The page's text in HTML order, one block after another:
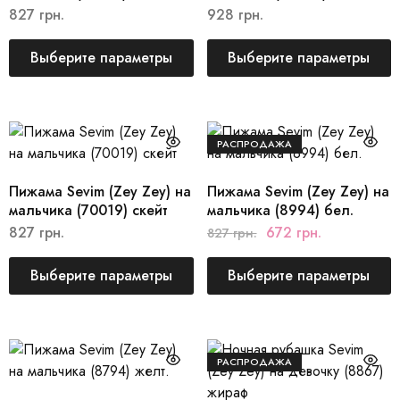
827 грн.
Выберите параметры
928 грн.
Выберите параметры
Пижама Sevim (Zey Zey) на
мальчика (70019) скейт
827 грн.
Выберите параметры
РАСПРОДАЖА
Пижама Sevim (Zey Zey) на
мальчика (8994) бел.
827грн. 672 грн.
Выберите параметры
РАСПРОДАЖА